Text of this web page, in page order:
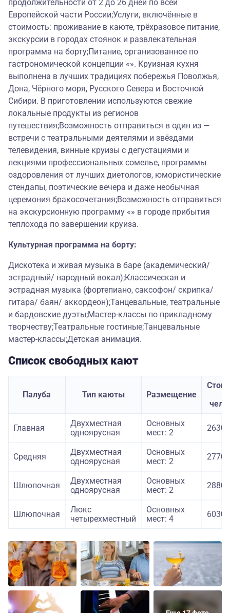
продолжительности от 2 до 26 дней по всей
Европейской части России;Услуги, включённые в
стоимость: проживание в каюте, трёхразовое питание,
экскурсии в городах стоянок и развлекательная
программа на борту;Питание, организованное по
гастрономической концепции «». Круизная кухня
выполнена в лучших традициях побережья Поволжья,
Дона, Чёрного моря, Русского Севера и Восточной
Сибири. В приготовлении используются свежие
локальные продукты из регионов
путешествия;Возможность отправиться в один из —
встречи с театральными деятелями и звёздами
телевидения, винные круизы с дегустациями и
лекциями профессиональных сомелье, программы
оздоровления от лучших диетологов, юмористические
стендапы, поэтические вечера и даже необычная
церемония бракосочетания;Возможность отправиться
на экскурсионную программу «» в городе прибытия
теплохода по завершении круиза.
Культурная программа на борту:
Дискотека и живая музыка в баре (академический/
эстрадный/ народный вокал);Классическая и
эстрадная музыка (фортепиано, саксофон/ скрипка/
гитара/ баян/ аккордеон);Танцевальные, театральные
и бардовские дуэты;Мастер-классы по прикладному
творчеству;Театральные гостиные;Танцевальные
мастер-классы;Детская анимация.
Список свободных кают
Палуба Тип каюты Размещение
Главная
Двухместная
одноярусная
Основных
мест: 2
Средняя
Двухместная
одноярусная
Основных
мест: 2
Шлюпочная
Двухместная
одноярусная
Основных
мест: 2
Шлюпочная
Люкс
четырехместный
Основных
мест: 4